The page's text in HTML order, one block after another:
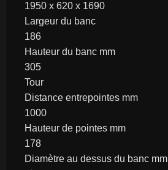
1950 x 620 x 1690
Largeur du banc
186
Hauteur du banc mm
305
Tour
Distance entrepointes mm
1000
Hauteur de pointes mm
178
Diamètre au dessus du banc mm